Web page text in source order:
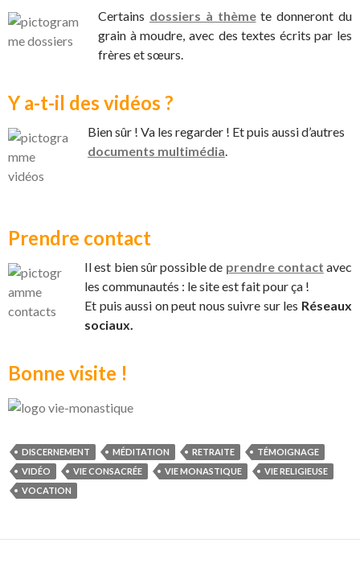
Certains dossiers à thèmete donneront du
grain à moudre, avec des textes écrits par les
frères et sœurs.
Y a-t-il des vidéos ?
Bien sûr ! Va les regarder ! Et puis aussi d’autres
documents multimédia.
Prendre contact
Il est bien sûr possible de prendre contact avec
les communautés : le site est fait pour ça !
Et puis aussi on peut nous suivre sur les Réseaux
sociaux.
Bonne visite !
DISCERNEMENT MÉDITATION RETRAITE
TÉMOIGNAGE
VIDÉO
VIE CONSACRÉE VIE MONASTIQUE
VIE RELIGIEUSE
VOCATION